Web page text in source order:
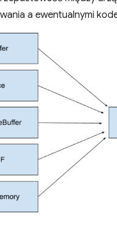
a ewentualnymi